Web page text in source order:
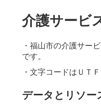
介護サービ
・福山市の介護サー
です。
・文字コードはＵＴ
データとリソー